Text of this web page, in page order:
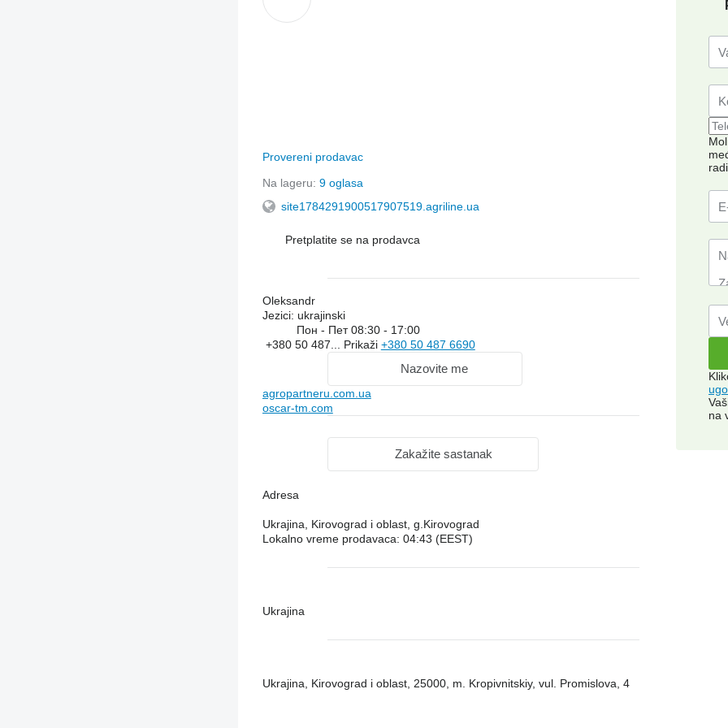
Provereni prodavac
Na lageru: 9 oglasa
site1784291900517907519.agriline.ua
Pretplatite se na prodavca
Oleksandr
Jezici: ukrajinski
Пон - Пет08:30 - 17:00
+380 50 487... Prikaži +380 50 487 6690
Nazovite me
agropartneru.com.ua
oscar-tm.com
Zakažite sastanak
Adresa
Ukrajina, Kirovograd i oblast, g.Kirovograd
Lokalno vreme prodavaca: 04:43 (EEST)
Ukrajina
Ukrajina, Kirovograd i oblast, 25000, m. Kropivnitskiy, vul. Promislova, 4
na